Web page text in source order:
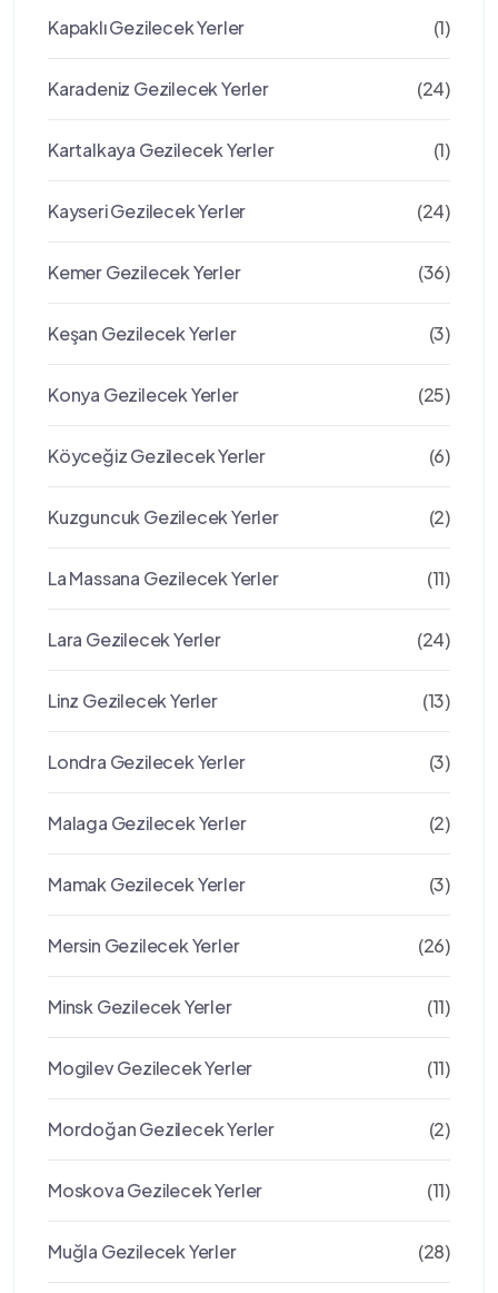
Kapaklı Gezilecek Yerler (1)
Karadeniz Gezilecek Yerler (24)
Kartalkaya Gezilecek Yerler (1)
Kayseri Gezilecek Yerler (24)
Kemer Gezilecek Yerler (36)
Keşan Gezilecek Yerler (3)
Konya Gezilecek Yerler (25)
Köyceğiz Gezilecek Yerler (6)
Kuzguncuk Gezilecek Yerler (2)
La Massana Gezilecek Yerler (11)
Lara Gezilecek Yerler (24)
Linz Gezilecek Yerler (13)
Londra Gezilecek Yerler (3)
Malaga Gezilecek Yerler (2)
Mamak Gezilecek Yerler (3)
Mersin Gezilecek Yerler (26)
Minsk Gezilecek Yerler (11)
Mogilev Gezilecek Yerler (11)
Mordoğan Gezilecek Yerler (2)
Moskova Gezilecek Yerler (11)
Muğla Gezilecek Yerler (28)